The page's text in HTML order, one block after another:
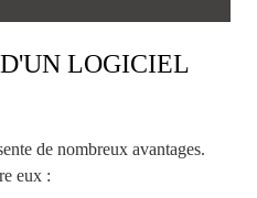
LOGICIEL
de nombreux avantages.
eux :